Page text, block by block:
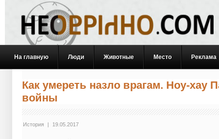
На главную Люди Животные Место Реклама
Как умереть назло врагам. Ноу-хау
войны
История | 19.05.2017